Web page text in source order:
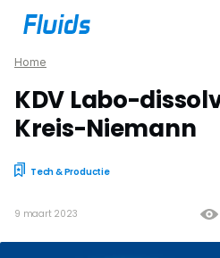
Home
KDV Labo-
Kreis-Niemann
Tech & Productie
9 maart 2023